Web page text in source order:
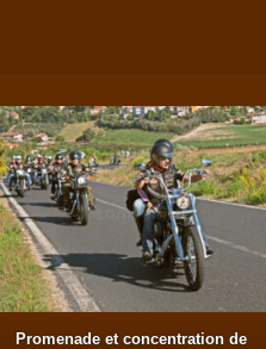
Promenade et concentration de